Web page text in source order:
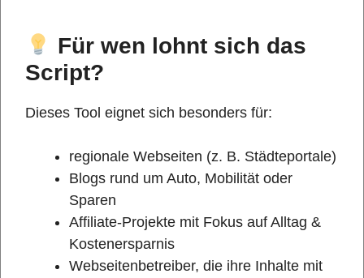
Für wen lohnt sich das
Script?
Dieses Tool eignet sich besonders für:
regionale Webseiten (z. B. Städteportale)
Blogs rund um Auto, Mobilität oder
Sparen
Affiliate-Projekte mit Fokus auf Alltag &
Kostenersparnis
Webseitenbetreiber, die ihre Inhalte mit